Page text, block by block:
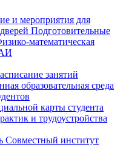
и мероприятия для
Подготовительные
математическая
занятий
образовательная среда
карты студента
и трудоустройства
Совместный институт